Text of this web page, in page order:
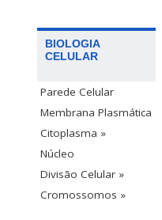
BIOLOGIA
CELULAR
Parede Celular
Membrana Plasmática
Citoplasma »
Núcleo
Divisão Celular »
Cromossomos »